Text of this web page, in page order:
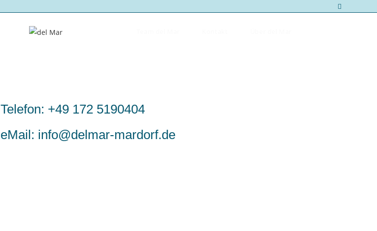
Telefon: +49 172 5190404
eMail: info@delmar-mardorf.de